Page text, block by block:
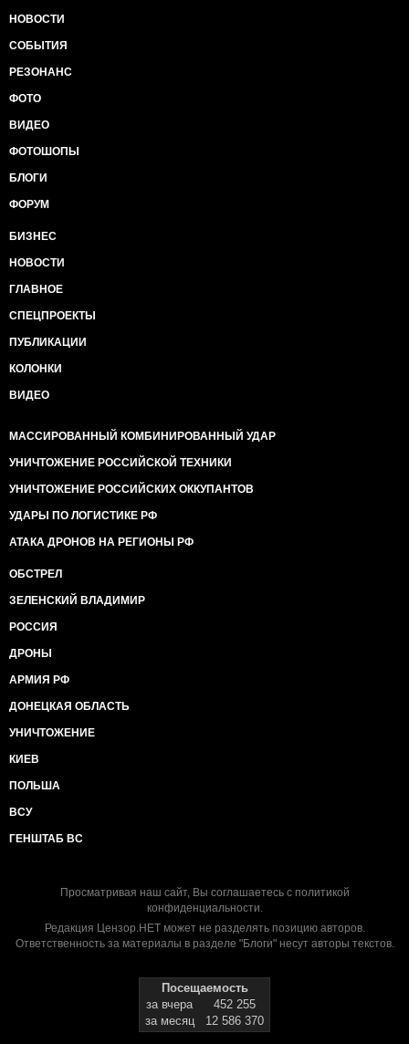
НОВОСТИ
СОБЫТИЯ
РЕЗОНАНС
ФОТО
ВИДЕО
ФОТОШОПЫ
БЛОГИ
ФОРУМ
БИЗНЕС
НОВОСТИ
ГЛАВНОЕ
СПЕЦПРОЕКТЫ
ПУБЛИКАЦИИ
КОЛОНКИ
ВИДЕО
МАССИРОВАННЫЙ КОМБИНИРОВАННЫЙ УДАР
УНИЧТОЖЕНИЕ РОССИЙСКОЙ ТЕХНИКИ
УНИЧТОЖЕНИЕ РОССИЙСКИХ ОККУПАНТОВ
УДАРЫ ПО ЛОГИСТИКЕ РФ
АТАКА ДРОНОВ НА РЕГИОНЫ РФ
ОБСТРЕЛ
ЗЕЛЕНСКИЙ ВЛАДИМИР
РОССИЯ
ДРОНЫ
АРМИЯ РФ
ДОНЕЦКАЯ ОБЛАСТЬ
УНИЧТОЖЕНИЕ
КИЕВ
ПОЛЬША
ВСУ
ГЕНШТАБ ВС
Просматривая наш сайт, Вы соглашаетесь с политикой
конфиденциальности.
Редакция Цензор.НЕТ может не разделять позицию авторов.
Ответственность за материалы в разделе "Блоги" несут авторы текстов.
Посещаемость
за вчера
452 255
за месяц
12 586 370